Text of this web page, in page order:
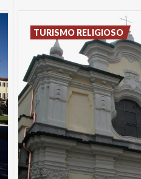
69,00Poltronissima€ 74,75
TURISMO RELIGIOSO